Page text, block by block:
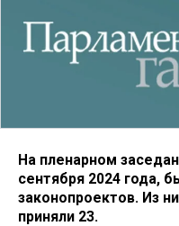
На пленарном
сентября 2024 года,
законопроектов. Из
приняли 23.